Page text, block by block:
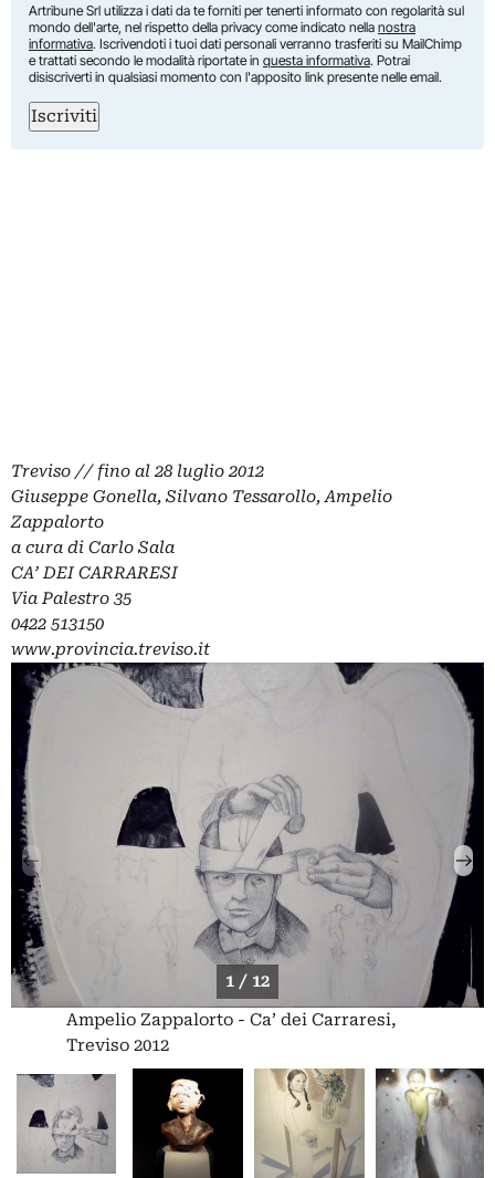
Artribune Srl utilizza i dati da te forniti per tenerti informato con regolarità sul
mondo dell'arte, nel rispetto della privacy come indicato nella nostra
informativa. Iscrivendoti i tuoi dati personali verranno trasferiti su MailChimp
e trattati secondo le modalità riportate in questa informativa. Potrai
disiscriverti in qualsiasi momento con l'apposito link presente nelle email.
Iscriviti
Treviso // fino al 28 luglio 2012
Giuseppe Gonella, Silvano Tessarollo, Ampelio
Zappalorto
a cura di Carlo Sala
CA’ DEI CARRARESI
Via Palestro 35
0422 513150
www.provincia.treviso.it
1 / 12
Ampelio Zappalorto - Ca’ dei Carraresi,
Treviso 2012